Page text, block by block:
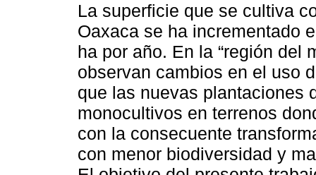
La superficie que se cultiva
Oaxaca se ha incrementado
ha por año. En la “región del
observan cambios en el uso
que las nuevas plantaciones
monocultivos en terrenos
con la consecuente
con menor biodiversidad y